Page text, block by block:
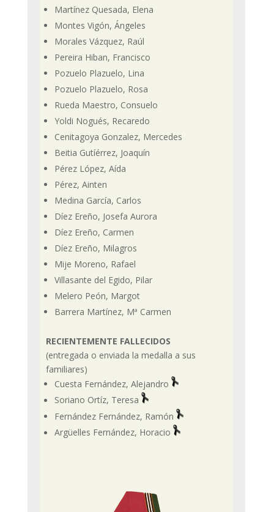
Martínez Quesada, Elena
Montes Vigón, Ángeles
Morales Vázquez, Raúl
Pereira Hiban, Francisco
Pozuelo Plazuelo, Lina
Pozuelo Plazuelo, Rosa
Rueda Maestro, Consuelo
Yoldi Nogués, Recaredo
Cenitagoya Gonzalez, Mercedes
Beitia Gutíérrez, Joaquín
Pérez López, Aída
Pérez, Ainten
Medina García, Carlos
Díez Ereño, Josefa Aurora
Díez Ereño, Carmen
Díez Ereño, Milagros
Mije Moreno, Rafael
Villasante del Egido, Pilar
Melero Peón, Margot
Barrera Martínez, Mª Carmen
RECIENTEMENTE FALLECIDOS
(entregada o enviada la medalla a sus
familiares)
Cuesta Fernández, Alejandro
Soriano Ortíz, Teresa
Fernández Fernández, Ramón
Argüelles Fernández, Horacio